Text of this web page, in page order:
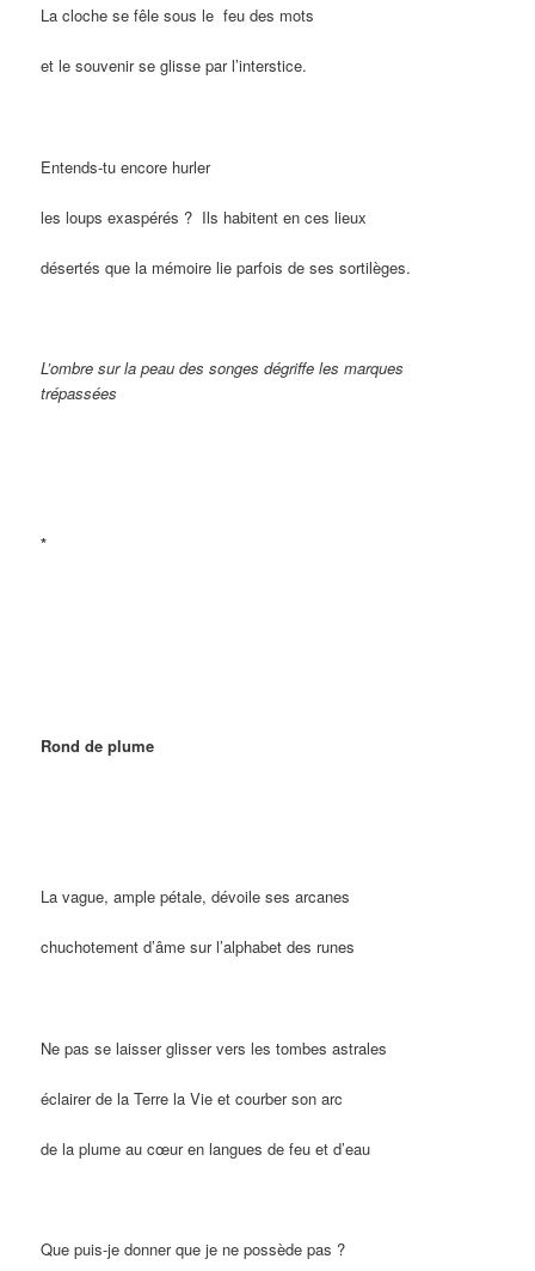
La cloche se fêle sous le feu des mots
et le souvenir se glisse par l’interstice.
Entends-tu encore hurler
les loups exaspérés ? Ils habitent en ces lieux
désertés que la mémoire lie parfois de ses sortilèges.
L’ombre sur la peau des songes dégriffe les marques
trépassées
*
Rond de plume
La vague, ample pétale, dévoile ses arcanes
chuchotement d’âme sur l’alphabet des runes
Ne pas se laisser glisser vers les tombes astrales
éclairer de la Terre la Vie et courber son arc
de la plume au cœur en langues de feu et d’eau
Que puis-je donner que je ne possède pas ?